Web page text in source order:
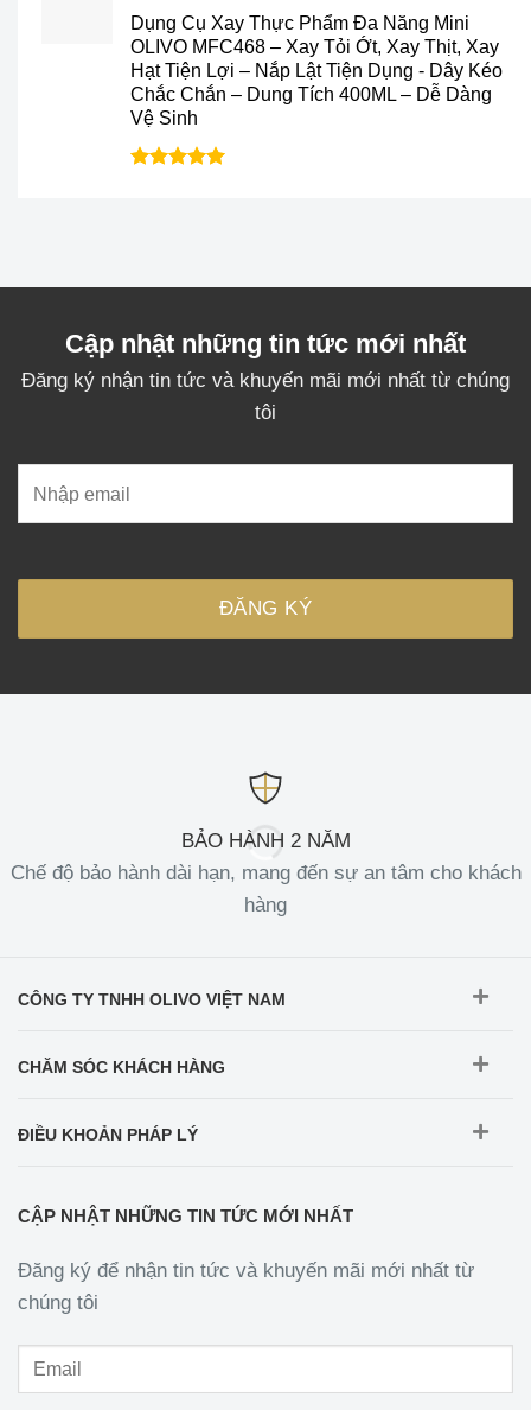
Dụng Cụ Xay Thực Phẩm Đa Năng Mini
OLIVO MFC468 – Xay Tỏi Ớt, Xay Thịt, Xay
Hạt Tiện Lợi – Nắp Lật Tiện Dụng - Dây Kéo
Chắc Chắn – Dung Tích 400ML – Dễ Dàng
Vệ Sinh
là:
428.000₫.
tại
là:
299.000₫.
Cập nhật những tin tức mới nhất
Đăng ký nhận tin tức và khuyến mãi mới nhất từ chúng
tôi
BẢO HÀNH 2 NĂM
Chế độ bảo hành dài hạn, mang đến sự an tâm cho khách
hàng
CÔNG TY TNHH OLIVO VIỆT NAM
CHĂM SÓC KHÁCH HÀNG
ĐIỀU KHOẢN PHÁP LÝ
CẬP NHẬT NHỮNG TIN TỨC MỚI NHẤT
Đăng ký để nhận tin tức và khuyến mãi mới nhất từ
chúng tôi